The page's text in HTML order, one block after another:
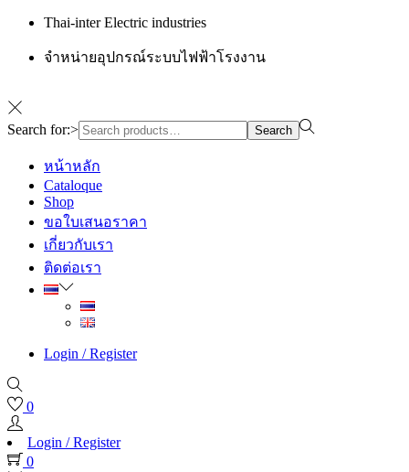
Thai-inter Electric industries
จำหน่ายอุปกรณ์ระบบไฟฟ้าโรงงาน
Search for:> Search
หน้าหลัก
Cataloque
Shop
ขอใบเสนอราคา
เกี่ยวกับเรา
ติดต่อเรา
Login / Register
0
Login / Register
0